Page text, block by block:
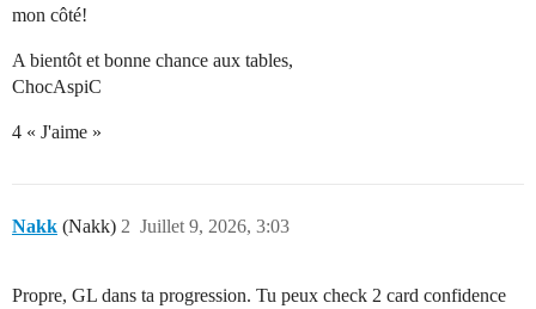
mon côté!
A bientôt et bonne chance aux tables,
ChocAspiC
4 « J'aime »
Nakk (Nakk) Juillet 9, 2026, 3:03
2
Propre, GL dans ta progression. Tu peux check 2 card confidence